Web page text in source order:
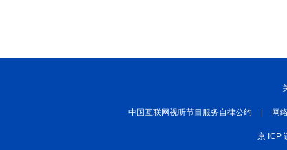
中国互联网视听节目服务自律公约 网
京 ICP